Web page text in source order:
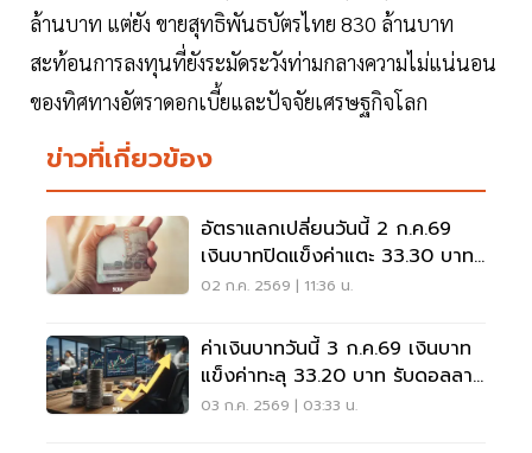
ล้านบาท แต่ยัง ขายสุทธิพันธบัตรไทย 830 ล้านบาท
สะท้อนการลงทุนที่ยังระมัดระวังท่ามกลางความไม่แน่นอน
ของทิศทางอัตราดอกเบี้ยและปัจจัยเศรษฐกิจโลก
ข่าวที่เกี่ยวข้อง
อัตราแลกเปลี่ยนวันนี้ 2 ก.ค.69
เงินบาทปิดแข็งค่าแตะ 33.30 บาท
รับฟันด์โฟลว์
02 ก.ค. 2569 | 11:36 น.
ค่าเงินบาทวันนี้ 3 ก.ค.69 เงินบาท
แข็งค่าทะลุ 33.20 บาท รับดอลลาร์
อ่อน
03 ก.ค. 2569 | 03:33 น.